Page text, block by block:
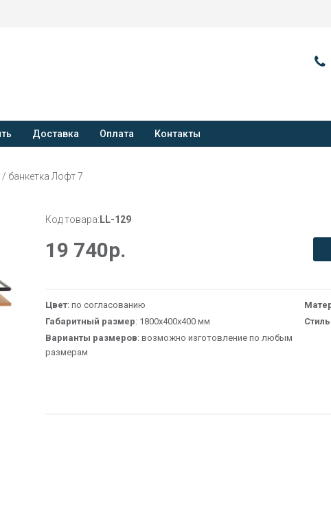
Доставка Оплата Контакты
банкетка Лофт 7
Код товара: LL-129
19 740р.
Цвет: по согласованию
Габаритный размер: 1800х400х400 мм Стиль
Варианты размеров: возможно изготовление по любым
размерам